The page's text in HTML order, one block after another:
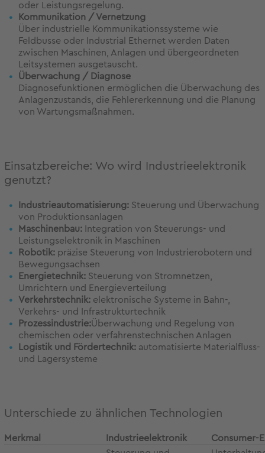
oder Leistungsregelung.
Kommunikation / Vernetzung
Über industrielle Kommunikationssysteme wie
Feldbusse oder Industrial Ethernet werden Daten
zwischen Maschinen, Anlagen und übergeordneten
Leitsystemen ausgetauscht.
Überwachung / Diagnose
Diagnosefunktionen ermöglichen die Überwachung des
Anlagenzustands, die Fehlererkennung und die Planung
von Wartungsmaßnahmen.
Einsatzbereiche: Wo wird Industrieelektronik
genutzt?
Industrieautomatisierung: Steuerung und Überwachung
von Produktionsanlagen
Maschinenbau: Integration von Steuerungs- und
Leistungselektronik in Maschinen
Robotik: präzise Steuerung von Industrierobotern und
Bewegungsachsen
Energietechnik: Steuerung von Stromnetzen,
Umrichtern und Energieverteilung
Verkehrstechnik: elektronische Systeme in Bahn-,
Verkehrs- und Infrastrukturtechnik
Prozessindustrie:Überwachung und Regelung von
chemischen oder verfahrenstechnischen Anlagen
Logistik und Fördertechnik: automatisierte Materialfluss-
und Lagersysteme
Unterschiede zu ähnlichen Technologien
Merkmal Industrieelektronik
Consumer-